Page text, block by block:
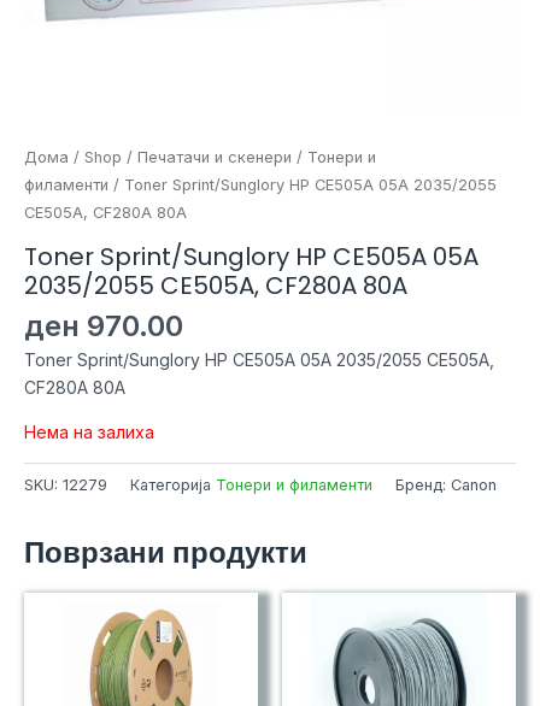
Дома / Shop / Печатачи и скенери / Тонери и
филаменти / Toner Sprint/Sunglory HP CE505A 05A 2035/2055
CE505A, CF280A 80A
Toner Sprint/Sunglory HP CE505A 05A
2035/2055 CE505A, CF280A 80A
ден 970.00
Toner Sprint/Sunglory HP CE505A 05A 2035/2055 CE505A,
CF280A 80A
Нема на залиха
SKU: 12279 Категорија Тонери и филаменти Бренд: Canon
Поврзани продукти